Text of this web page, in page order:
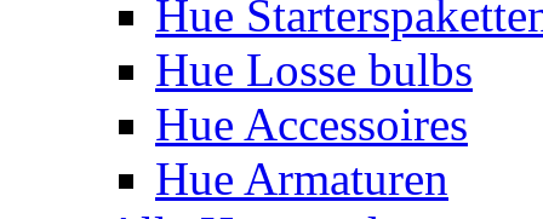
Hue
Hue Losse bulbs
Hue Accessoires
Hue Armaturen